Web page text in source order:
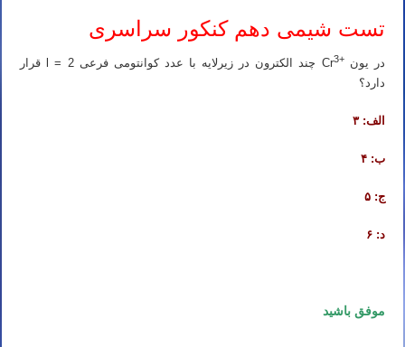
تست شیمی دهم کنکور سراسری
در یون+
Cr3
چند الکترون در زیرلایه با عدد کوانتومی فرعی l = 2 قرار
دارد؟
الف: ۳
ب: ۴
ج: ۵
د: ۶
موفق باشید